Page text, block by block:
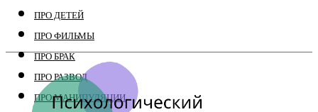
ПРО ДЕТЕЙ
ПРО ФИЛЬМЫ
ПРО БРАК
ПРО РАЗВОД
ПРО МАНИПУЛЯЦИИ